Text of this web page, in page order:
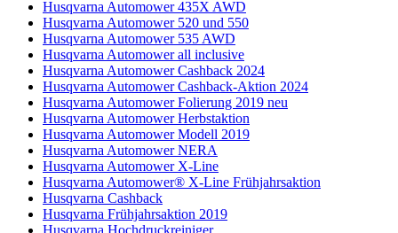
Husqvarna Automower 435X AWD
Husqvarna Automower 520 und 550
Husqvarna Automower 535 AWD
Husqvarna Automower all inclusive
Husqvarna Automower Cashback 2024
Husqvarna Automower Cashback-Aktion 2024
Husqvarna Automower Folierung 2019 neu
Husqvarna Automower Herbstaktion
Husqvarna Automower Modell 2019
Husqvarna Automower NERA
Husqvarna Automower X-Line
Husqvarna Automower® X-Line Frühjahrsaktion
Husqvarna Cashback
Husqvarna Frühjahrsaktion 2019
Husqvarna Hochdruckreiniger